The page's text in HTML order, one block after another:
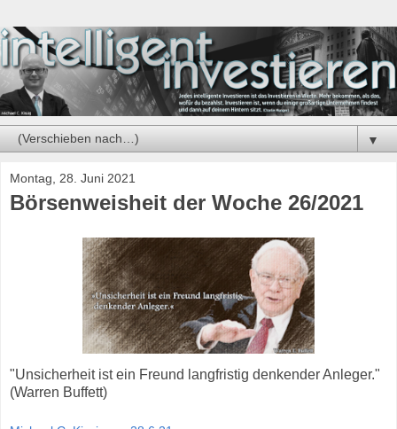
▼
Montag, 28. Juni 2021
Börsenweisheit der Woche 26/2021
"Unsicherheit ist ein Freund langfristig denkender Anleger."
(Warren Buffett)